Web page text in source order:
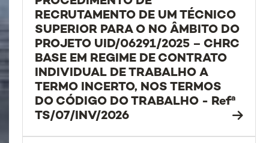
RECRUTAMENTO DE UM TÉCNICO
SUPERIOR PARA O NO ÂMBITO DO
PROJETO UID/06291/2025 – CHRC
BASE EM REGIME DE CONTRATO
INDIVIDUAL DE TRABALHO A
TERMO INCERTO, NOS TERMOS
DO CÓDIGO DO TRABALHO - Refª
TS/07/INV/2026